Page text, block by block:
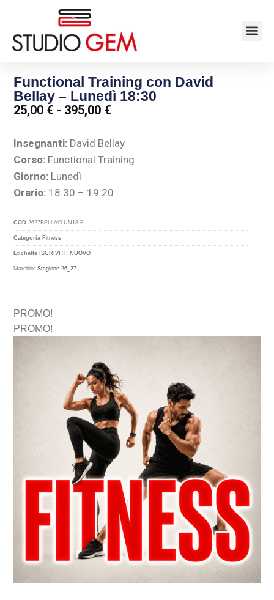
Functional Training con David
Bellay – Lunedì 18:30
25,00 € - 395,00 €
Insegnanti: David Bellay
Corso: Functional Training
Giorno: Lunedì
Orario: 18:30 – 19:20
COD2627BELLAYLUN18.F
Categoria Fitness
Etichette ISCRIVITI, NUOVO
Marchio:Stagione 26_27
PROMO!
PROMO!